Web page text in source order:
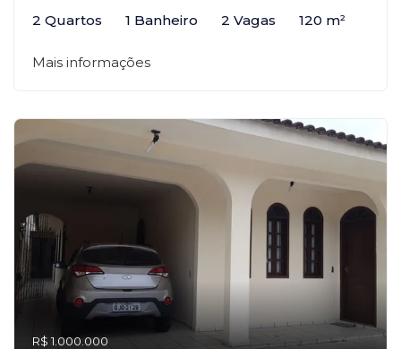
2 Quartos 1 Banheiro 2 Vagas 120 m²
Mais informações
R$ 1.000.000